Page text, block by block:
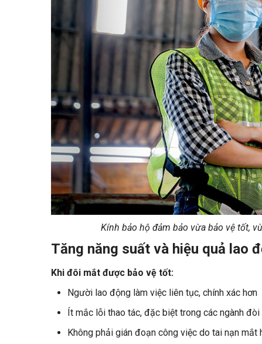
Kính bảo hộ đảm bảo vừa bảo vệ tốt,
Tăng năng suất và hiệu quả lao
Khi đôi mắt được bảo vệ tốt:
Người lao động làm việc liên tục, chính xác hơn
Ít mắc lỗi thao tác, đặc biệt trong các ngành
Không phải gián đoạn công việc do tai nạn mắt